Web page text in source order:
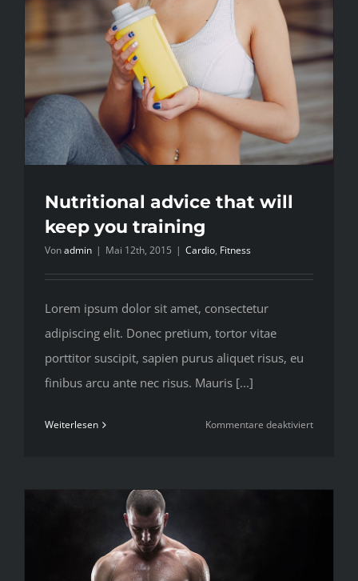
Nutritional advice that will
keep you training
Vonadmin | Mai 12th, 2015 | Cardio, Fitness
Lorem ipsum dolor sit amet, consectetur
adipiscing elit. Donec pretium, tortor vitae
porttitor suscipit, sapien purus aliquet risus, eu
finibus arcu ante nec risus. Mauris [...]
Weiterlesen Kommentare deaktiviertfür